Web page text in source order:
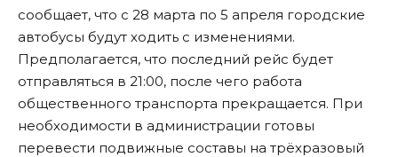
сообщает, что с 28 марта по 5 апреля городские
автобусы будут ходить с изменениями.
Предполагается, что последний рейс будет
отправляться в 21:00, после чего работа
общественного транспорта прекращается. При
необходимости в администрации готовы
перевести подвижные составы на трёхразовый